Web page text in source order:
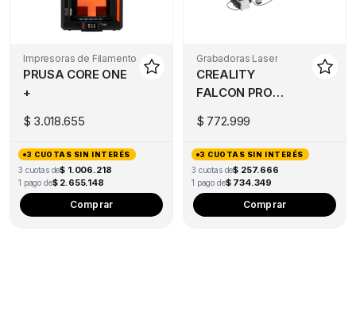
Impresoras de Filamento
PRUSA CORE ONE
+
$ 3.018.655
3 CUOTAS SIN INTERÉS
3 cuotas de$ 1.006.218
1 pago de$ 2.655.148
Comprar
Grabadoras Laser
CREALITY
FALCON PRO
$ 772.999
3 CUOTAS SIN INTERÉS
3 cuotas de$ 257.666
1 pago de$ 734.349
Comprar